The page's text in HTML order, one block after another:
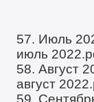
57. Июль
июль
58. Август
август
59.